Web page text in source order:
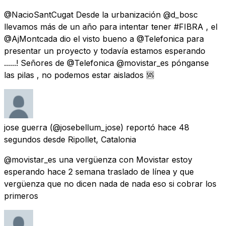
@NacioSantCugat Desde la urbanización @d_bosc
llevamos más de un año para intentar tener #FIBRA , el
@AjMontcada dio el visto bueno a @Telefonica para
presentar un proyecto y todavía estamos esperando
......! Señores de @Telefonica @movistar_es pónganse
las pilas , no podemos estar aislados 🆘
jose guerra (@josebellum_jose) reportó hace 48
segundos desde Ripollet, Catalonia
@movistar_es una vergüenza con Movistar estoy
esperando hace 2 semana traslado de línea y que
vergüenza que no dicen nada de nada eso si cobrar los
primeros